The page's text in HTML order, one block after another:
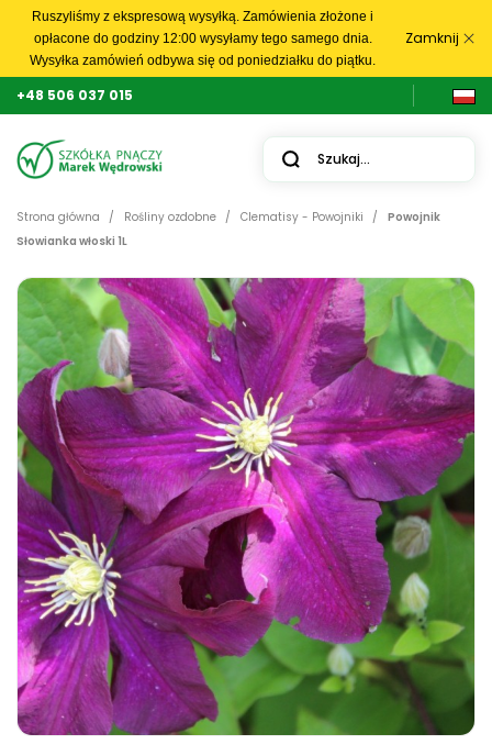
Ruszyliśmy z ekspresową wysyłką. Zamówienia złożone i
opłacone do godziny 12:00 wysyłamy tego samego dnia.
Wysyłka zamówień odbywa się od poniedziałku do piątku.
Zamknij
+48 506 037 015
Strona główna Rośliny ozdobne Clematisy - Powojniki
Powojnik
Słowianka włoski 1L